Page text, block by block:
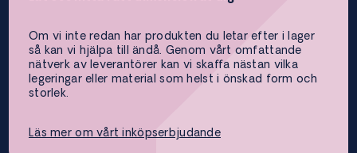
Om vi inte redan har produkten du letar efter i lager
så kan vi hjälpa till ändå. Genom vårt omfattande
nätverk av leverantörer kan vi skaffa nästan vilka
legeringar eller material som helst i önskad form och
storlek.
Läs mer om vårt inköpserbjudande